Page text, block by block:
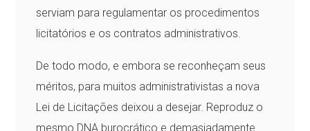
serviam para regulamentar os procedimentos
licitatórios e os contratos administrativos.
De todo modo, e embora se reconheçam seus
méritos, para muitos administrativistas a nova
Lei de Licitações deixou a desejar. Reproduz o
mesmo DNA burocrático e demasiadamente